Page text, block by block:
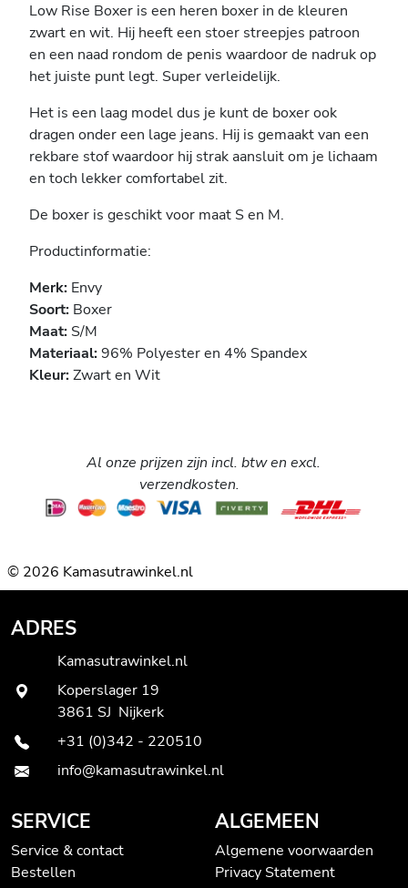
Low Rise Boxer is een heren boxer in de kleuren
zwart en wit. Hij heeft een stoer streepjes patroon
en een naad rondom de penis waardoor de nadruk op
het juiste punt legt. Super verleidelijk.
Het is een laag model dus je kunt de boxer ook
dragen onder een lage jeans. Hij is gemaakt van een
rekbare stof waardoor hij strak aansluit om je lichaam
en toch lekker comfortabel zit.
De boxer is geschikt voor maat S en M.
Productinformatie:
Merk: Envy
Soort: Boxer
Maat: S/M
Materiaal:96% Polyester en 4% Spandex
Kleur:Zwart en Wit
Al onze prijzen zijn incl. btw en excl.
verzendkosten.
© 2026 Kamasutrawinkel.nl
ADRES
Kamasutrawinkel.nl
Koperslager 19
3861 SJ Nijkerk
+31 (0)342 - 220510
info@kamasutrawinkel.nl
SERVICE
Service & contact
Bestellen
ALGEMEEN
Algemene voorwaarden
Privacy Statement